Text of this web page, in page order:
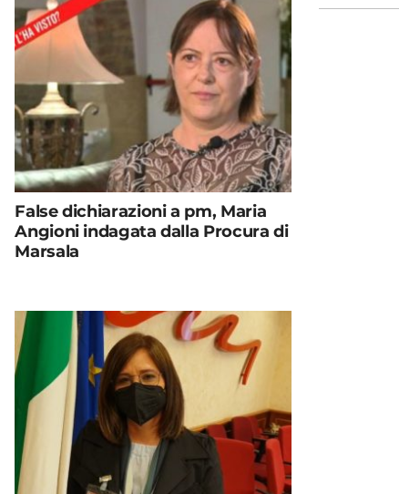
False dichiarazioni a pm, Maria
Angioni indagata dalla Procura di
Marsala